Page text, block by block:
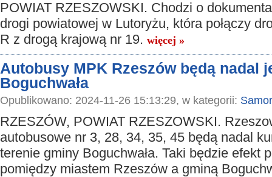
POWIAT RZESZOWSKI. Chodzi o
drogi powiatowej w Lutoryżu, która połączy
R z drogą krajową nr 19. więcej »
Autobusy MPK Rzeszów będą nadal
Boguchwała
Opublikowano: 2024-11-26 15:13:29, w kategorii:
RZESZÓW, POWIAT RZESZOWSKI.
autobusowe nr 3, 28, 34, 35, 45 będą nadal
terenie gminy Boguchwała. Taki będzie efekt
pomiędzy miastem Rzeszów a gminą